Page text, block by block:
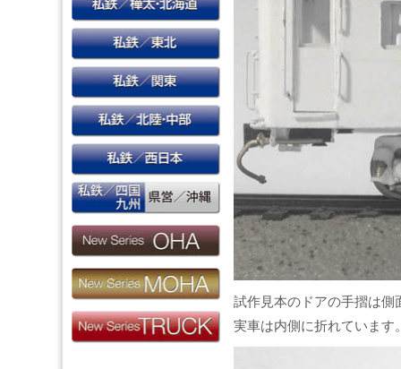
試作見本のドアの手摺は側
実車は内側に折れています